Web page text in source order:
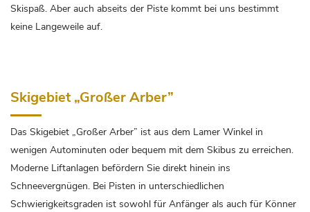
Skispaß. Aber auch abseits der Piste kommt bei uns bestimmt
keine Langeweile auf.
Skigebiet „Großer Arber”
Das Skigebiet „Großer Arber” ist aus dem Lamer Winkel in
wenigen Autominuten oder bequem mit dem Skibus zu erreichen.
Moderne Liftanlagen befördern Sie direkt hinein ins
Schneevergnügen. Bei Pisten in unterschiedlichen
Schwierigkeitsgraden ist sowohl für Anfänger als auch für Könner